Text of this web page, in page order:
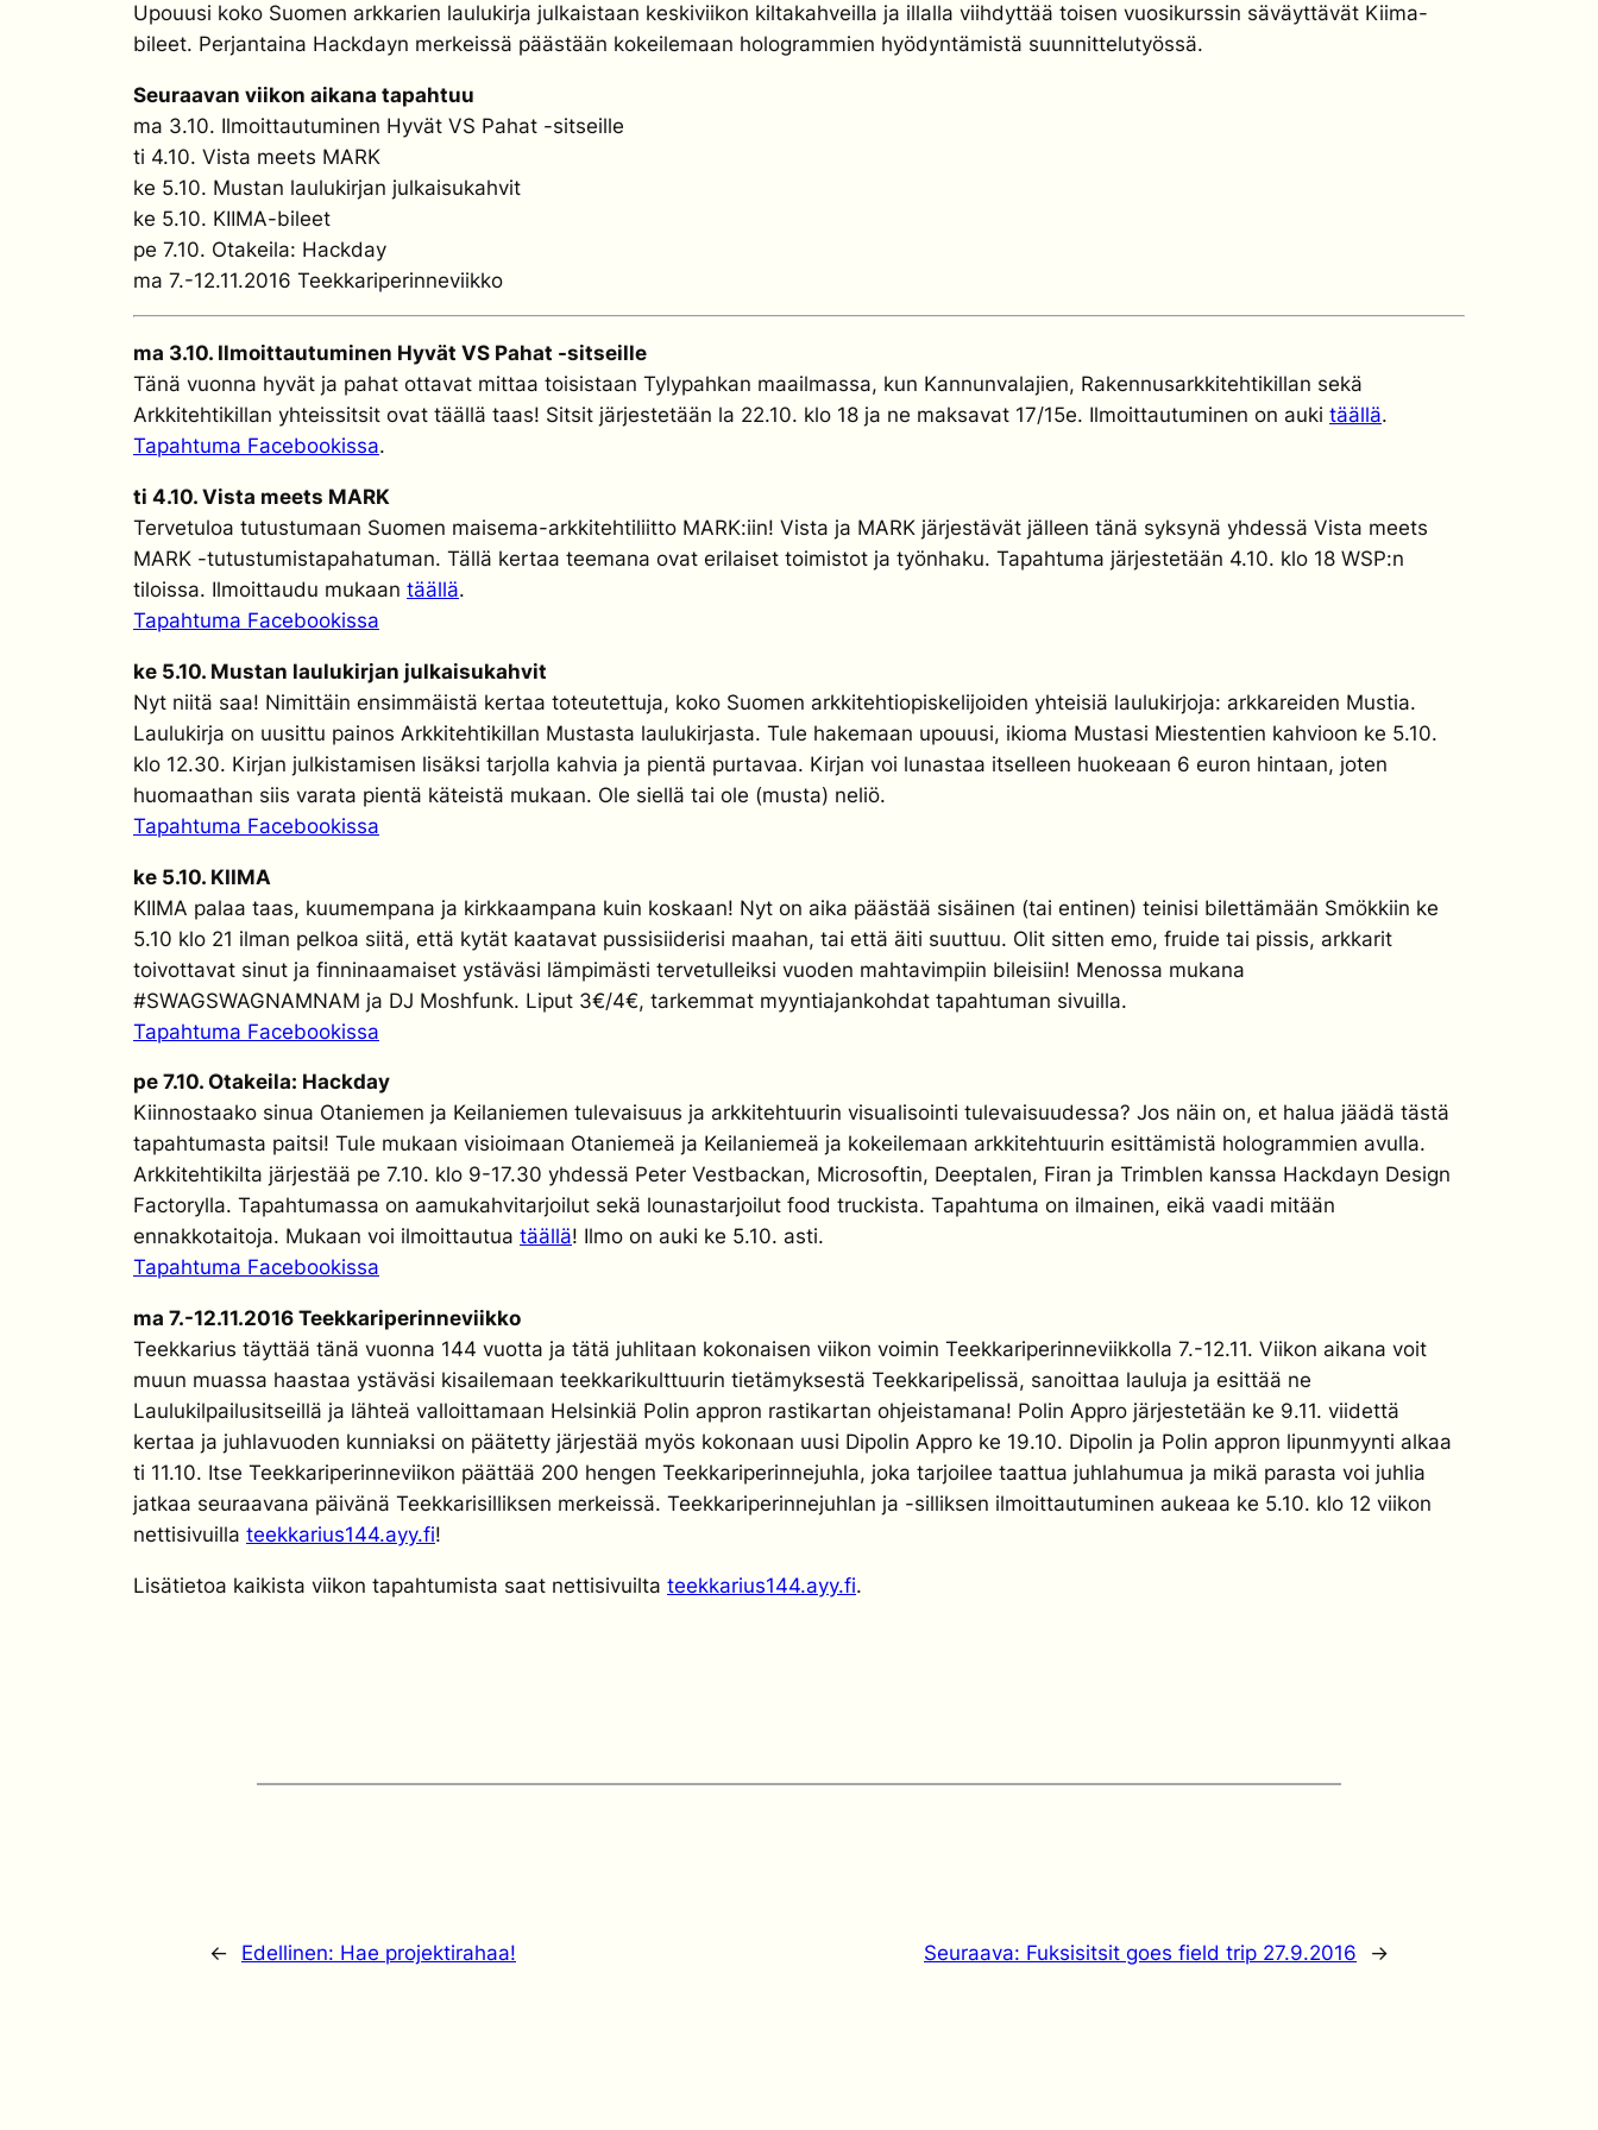
Upouusi koko Suomen arkkarien laulukirja julkaistaan keskiviikon kiltakahveilla ja illalla viihdyttää toisen vuosikurssin säväyttävät Kiima-
bileet. Perjantaina Hackdayn merkeissä päästään kokeilemaan hologrammien hyödyntämistä suunnittelutyössä.
Seuraavan viikon aikana tapahtuu
ma 3.10. Ilmoittautuminen Hyvät VS Pahat -sitseille
ti 4.10. Vista meets MARK
ke 5.10. Mustan laulukirjan julkaisukahvit
ke 5.10. KIIMA-bileet
pe 7.10. Otakeila: Hackday
ma 7.-12.11.2016 Teekkariperinneviikko
ma 3.10. Ilmoittautuminen Hyvät VS Pahat -sitseille
Tänä vuonna hyvät ja pahat ottavat mittaa toisistaan Tylypahkan maailmassa, kun Kannunvalajien, Rakennusarkkitehtikillan sekä
Arkkitehtikillan yhteissitsit ovat täällä taas! Sitsit järjestetään la 22.10. klo 18 ja ne maksavat 17/15e. Ilmoittautuminen on auki täällä.
Tapahtuma Facebookissa.
ti 4.10. Vista meets MARK
Tervetuloa tutustumaan Suomen maisema-arkkitehtiliitto MARK:iin! Vista ja MARK järjestävät jälleen tänä syksynä yhdessä Vista meets
MARK -tutustumistapahatuman. Tällä kertaa teemana ovat erilaiset toimistot ja työnhaku. Tapahtuma järjestetään 4.10. klo 18 WSP:n
tiloissa. Ilmoittaudu mukaan täällä.
Tapahtuma Facebookissa
ke 5.10. Mustan laulukirjan julkaisukahvit
Nyt niitä saa! Nimittäin ensimmäistä kertaa toteutettuja, koko Suomen arkkitehtiopiskelijoiden yhteisiä laulukirjoja: arkkareiden Mustia.
Laulukirja on uusittu painos Arkkitehtikillan Mustasta laulukirjasta. Tule hakemaan upouusi, ikioma Mustasi Miestentien kahvioon ke 5.10.
klo 12.30. Kirjan julkistamisen lisäksi tarjolla kahvia ja pientä purtavaa. Kirjan voi lunastaa itselleen huokeaan 6 euron hintaan, joten
huomaathan siis varata pientä käteistä mukaan. Ole siellä tai ole (musta) neliö.
Tapahtuma Facebookissa
ke 5.10. KIIMA
KIIMA palaa taas, kuumempana ja kirkkaampana kuin koskaan! Nyt on aika päästää sisäinen (tai entinen) teinisi bilettämään Smökkiin ke
5.10 klo 21 ilman pelkoa siitä, että kytät kaatavat pussisiiderisi maahan, tai että äiti suuttuu. Olit sitten emo, fruide tai pissis, arkkarit
toivottavat sinut ja finninaamaiset ystäväsi lämpimästi tervetulleiksi vuoden mahtavimpiin bileisiin! Menossa mukana
#SWAGSWAGNAMNAM ja DJ Moshfunk. Liput 3€/4€, tarkemmat myyntiajankohdat tapahtuman sivuilla.
Tapahtuma Facebookissa
pe 7.10. Otakeila: Hackday
Kiinnostaako sinua Otaniemen ja Keilaniemen tulevaisuus ja arkkitehtuurin visualisointi tulevaisuudessa? Jos näin on, et halua jäädä tästä
tapahtumasta paitsi! Tule mukaan visioimaan Otaniemeä ja Keilaniemeä ja kokeilemaan arkkitehtuurin esittämistä hologrammien avulla.
Arkkitehtikilta järjestää pe 7.10. klo 9-17.30 yhdessä Peter Vestbackan, Microsoftin, Deeptalen, Firan ja Trimblen kanssa Hackdayn Design
Factorylla. Tapahtumassa on aamukahvitarjoilut sekä lounastarjoilut food truckista. Tapahtuma on ilmainen, eikä vaadi mitään
ennakkotaitoja. Mukaan voi ilmoittautua täällä! Ilmo on auki ke 5.10. asti.
Tapahtuma Facebookissa
ma 7.-12.11.2016 Teekkariperinneviikko
Teekkarius täyttää tänä vuonna 144 vuotta ja tätä juhlitaan kokonaisen viikon voimin Teekkariperinneviikkolla 7.-12.11. Viikon aikana voit
muun muassa haastaa ystäväsi kisailemaan teekkarikulttuurin tietämyksestä Teekkaripelissä, sanoittaa lauluja ja esittää ne
Laulukilpailusitseillä ja lähteä valloittamaan Helsinkiä Polin appron rastikartan ohjeistamana! Polin Appro järjestetään ke 9.11. viidettä
kertaa ja juhlavuoden kunniaksi on päätetty järjestää myös kokonaan uusi Dipolin Appro ke 19.10. Dipolin ja Polin appron lipunmyynti alkaa
ti 11.10. Itse Teekkariperinneviikon päättää 200 hengen Teekkariperinnejuhla, joka tarjoilee taattua juhlahumua ja mikä parasta voi juhlia
jatkaa seuraavana päivänä Teekkarisilliksen merkeissä. Teekkariperinnejuhlan ja -silliksen ilmoittautuminen aukeaa ke 5.10. klo 12 viikon
nettisivuilla teekkarius144.ayy.fi!
Lisätietoa kaikista viikon tapahtumista saat nettisivuilta teekkarius144.ayy.fi.
← Edellinen: Hae projektirahaa! Seuraava: Fuksisitsit goes field trip 27.9.2016 →